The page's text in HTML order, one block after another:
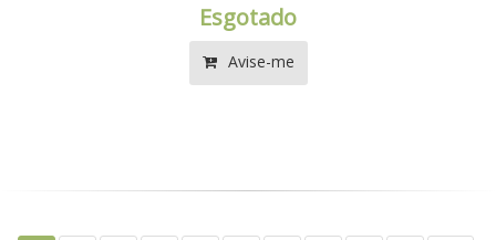
Esgotado
Avise-me